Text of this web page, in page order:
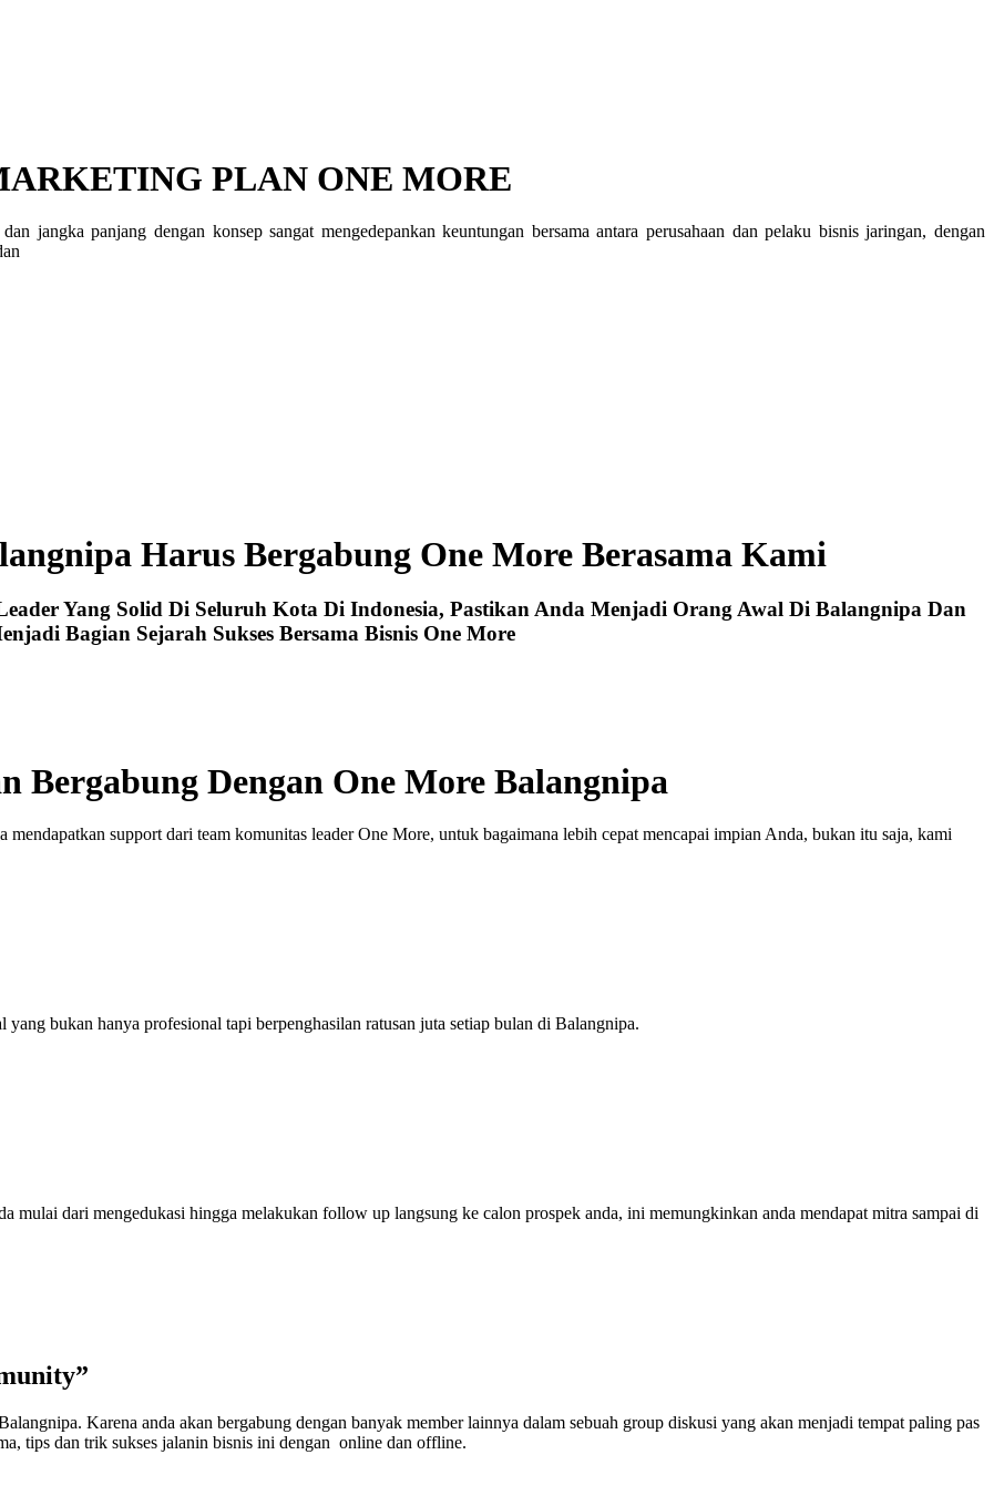
PLAN ONE MORE
jangka panjang dengan konsep sangat mengedepankan keuntungan bersama antara perusahaan dan pelaku bisnis jaringan, dengan
Harus Bergabung One More Berasama Kami
Yang Solid Di Seluruh Kota Di Indonesia, Pastikan Anda Menjadi Orang Awal Di Balangnipa Dan
Bagian Sejarah Sukses Bersama Bisnis One More
Bergabung Dengan One More Balangnipa
mendapatkan support dari team komunitas leader One More, untuk bagaimana lebih cepat mencapai impian Anda, bukan itu saja, kami
bukan hanya profesional tapi berpenghasilan ratusan juta setiap bulan di Balangnipa.
mulai dari mengedukasi hingga melakukan follow up langsung ke calon prospek anda, ini memungkinkan anda mendapat mitra sampai di
Karena anda akan bergabung dengan banyak member lainnya dalam sebuah group diskusi yang akan menjadi tempat paling pas
tips dan trik sukses jalanin bisnis ini dengan online dan offline.